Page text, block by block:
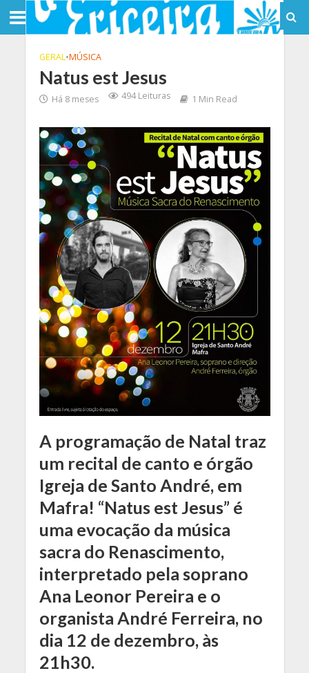
GERAL•MÚSICA
Natus est Jesus
Há 8 meses 494 Leituras 1 Min Read
A programação de Natal traz
um recital de canto e órgão
Igreja de Santo André, em
Mafra! “Natus est Jesus” é
uma evocação da música
sacra do Renascimento,
interpretado pela soprano
Ana Leonor Pereira e o
organista André Ferreira, no
dia 12 de dezembro, às
21h30.